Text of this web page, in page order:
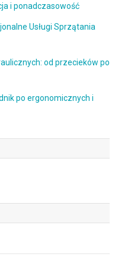
i ponadczasowość
Usługi Sprzątania
od przecieków po
po ergonomicznych i